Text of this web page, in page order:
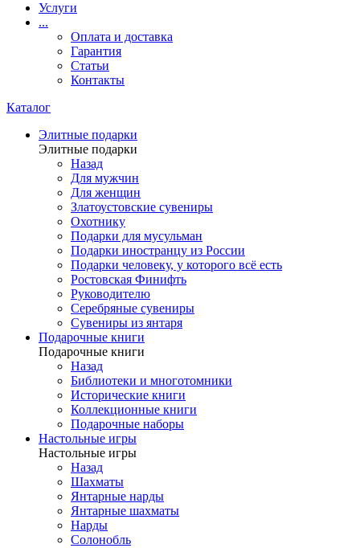
Услуги
...
Оплата и доставка
Гарантия
Статьи
Контакты
Каталог
Элитные подарки
Элитные подарки
Назад
Для мужчин
Для женщин
Златоустовские сувениры
Охотнику
Подарки для мусульман
Подарки иностранцу из России
Подарки человеку, у которого всё есть
Ростовская Финифть
Руководителю
Серебряные сувениры
Сувениры из янтаря
Подарочные книги
Подарочные книги
Назад
Библиотеки и многотомники
Исторические книги
Коллекционные книги
Подарочные наборы
Настольные игры
Настольные игры
Назад
Шахматы
Янтарные нарды
Янтарные шахматы
Нарды
Солонобль